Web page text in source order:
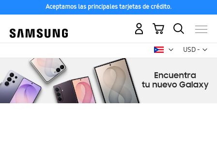
Aceptamos las principales tarjetas de crédito.
USD -
dólar
Mi carrito